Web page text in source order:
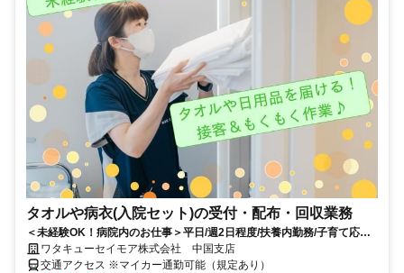
タオルや病衣(入院セット)の受付・配布・回収業務
＜未経験OK！病院内のお仕事＞平日/週2日程度/扶養内勤務/子育て応援
企業/マイカー通勤可♪
ワタキューセイモア株式会社 中国支店
交通アクセス ※マイカー通勤可能（規定あり）